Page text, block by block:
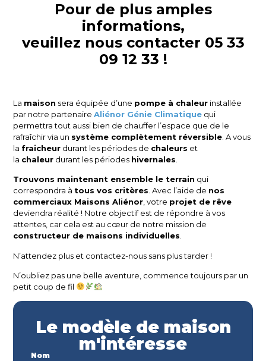
Pour de plus amples
informations,
veuillez nous contacter 05 33
09 12 33 !
La maison sera équipée d’une pompe à chaleur installée
par notre partenaireAliénor Génie Climatique qui
permettra tout aussi bien de chauffer l’espace que de le
rafraîchir via un système complètement réversible . A vous
la fraicheur durant les périodes de chaleurs et
la chaleur durant les périodes hivernales
Trouvons maintenant ensemble le terrain qui
correspondra à tous vos critères . Avec l’aide de nos
commerciaux Maisons Aliénor , votre projet de rêve
deviendra réalité ! Notre objectif est de répondre à vos
attentes, car cela est au cœur de notre mission de
constructeur de maisons individuelles
N’attendez plus et contactez-nous sans plus tarder !
N’oubliez pas une belle aventure, commence toujours par un
petit coup de fil
Le modèle de maison
m'intéresse
Nom